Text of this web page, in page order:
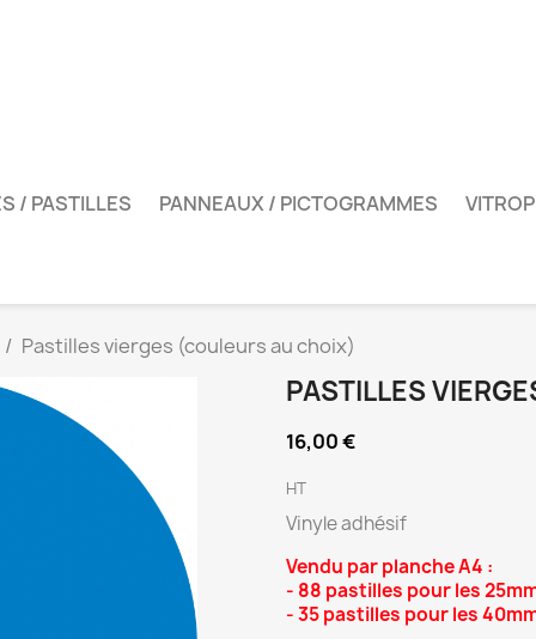
/ PASTILLES PANNEAUX / PICTOGRAMMES
Pastilles vierges (couleurs au choix)
PASTILLES
16,00 €
HT
Vinyle adhésif
Vendu par planche A4 :
- 88 pastilles pour les
- 35 pastilles pour les